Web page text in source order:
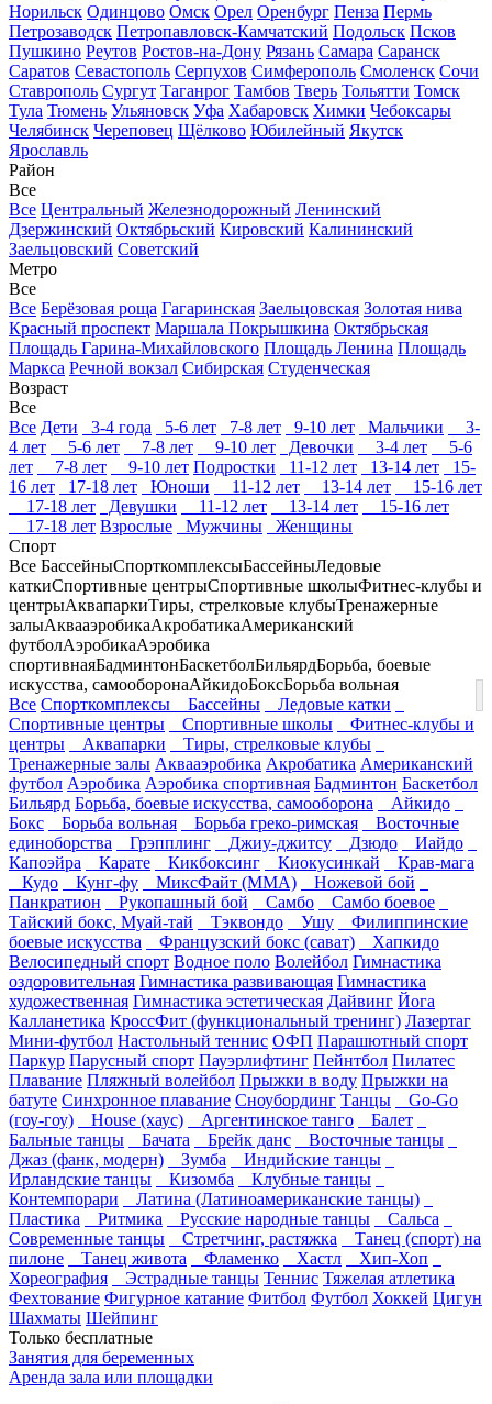
Норильск Одинцово Омск Орел Оренбург Пенза Пермь
Петрозаводск Петропавловск-Камчатский Подольск Псков
Пушкино Реутов Ростов-на-Дону Рязань Самара Саранск
Саратов Севастополь Серпухов Симферополь Смоленск Сочи
Ставрополь Сургут Таганрог Тамбов Тверь Тольятти Томск
Тула Тюмень Ульяновск Уфа Хабаровск Химки Чебоксары
Челябинск Череповец Щёлково Юбилейный Якутск
Ярославль
Район
Все
Все Центральный Железнодорожный Ленинский
Дзержинский Октябрьский Кировский Калининский
Заельцовский Советский
Метро
Все
Все Берёзовая роща Гагаринская Заельцовская Золотая нива
Красный проспект Маршала Покрышкина Октябрьская
Площадь Гарина-Михайловского Площадь Ленина Площадь
Маркса Речной вокзал Сибирская Студенческая
Возраст
Все
Все Дети 3-4 года 5-6 лет 7-8 лет 9-10 лет Мальчики
3-
4 лет
5-6 лет 7-8 лет 9-10 лет Девочки 3-4 лет
5-6
лет
7-8 лет 9-10 лет Подростки 11-12 лет 13-14 лет
15-
16 лет
17-18 лет Юноши 11-12 лет 13-14 лет
15-16 лет
17-18 лет
Девушки 11-12 лет 13-14 лет
15-16 лет
17-18 лет Взрослые Мужчины
Женщины
Спорт
Все БассейныСпорткомплексыБассейныЛедовые
каткиСпортивные центрыСпортивные школыФитнес-клубы и
центрыАквапаркиТиры, стрелковые клубыТренажерные
залыАквааэробикаАкробатикаАмериканский
футболАэробикаАэробика
спортивнаяБадминтонБаскетболБильярдБорьба, боевые
искусства, самооборонаАйкидоБоксБорьба вольная
Все Спорткомплексы Бассейны
Ледовые катки
Спортивные центры
Спортивные школы
Фитнес-клубы и
центры
Аквапарки
Тиры, стрелковые клубы
Тренажерные залы Аквааэробика Акробатика Американский
футбол Аэробика Аэробика спортивная Бадминтон Баскетбол
Бильярд Борьба, боевые искусства, самооборона
Айкидо
Бокс
Борьба вольная Борьба греко-римская
Восточные
единоборства
Грэпплинг Джиу-джитсу Дзюдо
Иайдо
Капоэйра
Карате Кикбоксинг Киокусинкай
Крав-мага
Кудо
Кунг-фу МиксФайт (ММА)
Ножевой бой
Панкратион
Рукопашный бой Самбо
Самбо боевое
Тайский бокс, Муай-тай
Тэквондо Ушу
Филиппинские
боевые искусства
Французский бокс (сават)
Хапкидо
Велосипедный спорт Водное поло Волейбол Гимнастика
оздоровительная Гимнастика развивающая Гимнастика
художественная Гимнастика эстетическая Дайвинг Йога
Калланетика КроссФит (функциональный тренинг) Лазертаг
Мини-футбол Настольный теннис ОФП Парашютный спорт
Паркур Парусный спорт Пауэрлифтинг Пейнтбол Пилатес
Плавание Пляжный волейбол Прыжки в воду Прыжки на
батуте Синхронное плавание Сноубординг Танцы
Go-Go
(гоу-гоу)
House (хаус) Аргентинское танго
Балет
Бальные танцы
Бачата Брейк данс
Восточные танцы
Джаз (фанк, модерн)
Зумба
Индийские танцы
Ирландские танцы
Кизомба
Клубные танцы
Контемпорари
Латина (Латиноамериканские танцы)
Пластика
Ритмика Русские народные танцы
Сальса
Современные танцы
Стретчинг, растяжка
Танец (спорт) на
пилоне
Танец живота Фламенко Хастл
Хип-Хоп
Хореография
Эстрадные танцы Теннис Тяжелая атлетика
Фехтование Фигурное катание Фитбол Футбол Хоккей Цигун
Шахматы Шейпинг
Только бесплатные
Занятия для беременных
Аренда зала или площадки